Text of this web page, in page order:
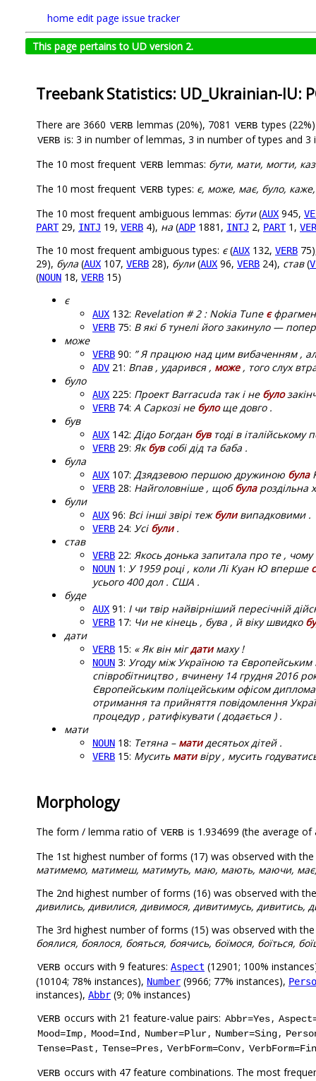
home edit page issue tracker
This page pertains to UD version 2.
Treebank Statistics: UD_Ukrainian-IU:
There are 3660 VERB lemmas (20%), 7081 VERB types
VERB is: 3 in number of lemmas, 3 in number of types and 3
The 10 most frequent VERB lemmas: бути, мати, могти,
The 10 most frequent VERB types: є, може, має, було,
The 10 most frequent ambiguous lemmas: бути(AUX 945,
PART29, INTJ 19, VERB 4), на (ADP 1881, INTJ 2, PART1,
The 10 most frequent ambiguous types: є(AUX 132, VERB
29), була (AUX 107, VERB 28), були(AUX 96, VERB 24), став(
(NOUN 18, VERB 15)
є
AUX 132: Revelation # 2 : Nokia Tune є
VERB 75: В які б тунелі його закинуло —
може
VERB 90: ” Я працюю над цим вибаченням ,
ADV 21: Впав , ударився , може, того слух
було
AUX 225: Проект Barracuda так і не було
VERB 74: А Саркозі не булоще довго .
був
AUX 142: Дідо Богдан бувтоді в італійському
VERB 29: Якбувсобі дід та баба .
була
AUX 107: Дзядзевою першою дружиною була
VERB 28: Найголовніше , щоббулароздільна
були
AUX 96: Всі інші звірі тежбуливипадковими .
VERB 24: Усі були.
став
VERB 22: Якось донька запитала про те ,
NOUN 1: У 1959 році , коли Лі Куан Ю вперше
усього 400 дол . США .
буде
AUX 91: І чи твір найвірніший пересічній
VERB 17: Чи не кінець , бува , й віку швидко
дати
VERB 15: « Як він мігдатимаху !
NOUN 3: Угоду між Україною та Європейським
співробітництво , вчинену 14 грудня 2016
Європейським поліцейським офісом
отримання та прийняття повідомлення
процедур , ратифікувати ( додається ) .
мати
NOUN 18: Тетяна – матидесятьох дітей .
VERB 15: Мусить мативіру , мусить
Morphology
The form / lemma ratio of VERB is 1.934699 (the average
The 1st highest number of forms (17) was observed with
матимемо, матимеш, матимуть, маю, мають, маючи,
The 2nd highest number of forms (16) was observed with
дивились, дивилися, дивимося, дивитимусь, дивитись,
The 3rd highest number of forms (15) was observed with
боялися, боялося, бояться, боячись, боїмося, боїться,
VERB occurs with 9 features: Aspect (12901; 100%
(10104; 78% instances), Number (9966; 77% instances),
instances), Abbr (9; 0% instances)
VERB occurs with 21 feature-value pairs: Abbr=Yes,
Mood=Imp, Mood=Ind , Number=Plur, Number=Sing,
Tense=Past , Tense=Pres, VerbForm=Conv, VerbForm=Fin
VERB occurs with 47 feature combinations. The most